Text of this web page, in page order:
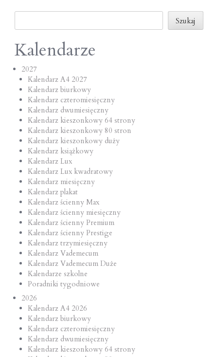
o
n
Szukaj
Szukaj
Kalendarze
2027
Kalendarz A4 2027
Kalendarz biurkowy
Kalendarz czteromiesięczny
Kalendarz dwumiesięczny
Kalendarz kieszonkowy 64 strony
Kalendarz kieszonkowy 80 stron
Kalendarz kieszonkowy duży
Kalendarz książkowy
Kalendarz Lux
Kalendarz Lux kwadratowy
Kalendarz miesięczny
Kalendarz plakat
Kalendarz ścienny Max
Kalendarz ścienny miesięczny
Kalendarz ścienny Premium
Kalendarz ścienny Prestige
Kalendarz trzymiesięczny
Kalendarz Vademecum
Kalendarz Vademecum Duże
Kalendarze szkolne
Poradniki tygodniowe
2026
Kalendarz A4 2026
Kalendarz biurkowy
Kalendarz czteromiesięczny
Kalendarz dwumiesięczny
Kalendarz kieszonkowy 64 strony